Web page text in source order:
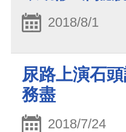
2018/8/1
尿路上演石
務盡
2018/7/24